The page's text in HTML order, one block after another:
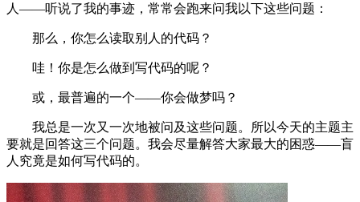
人——听说了我的事迹，常常会跑来问我以下这些问题：
那么，你怎么读取别人的代码？
哇！你是怎么做到写代码的呢？
或，最普遍的一个——你会做梦吗？
我总是一次又一次地被问及这些问题。所以今天的主题主
要就是回答这三个问题。我会尽量解答大家最大的困惑——盲
人究竟是如何写代码的。